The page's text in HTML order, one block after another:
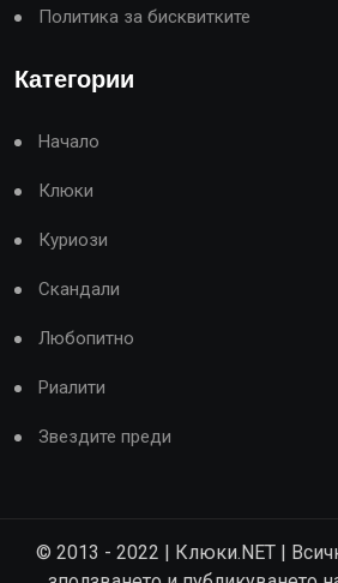
Политика за бисквитките
Категории
Начало
Клюки
Куриози
Скандали
Любопитно
Риалити
Звездите преди
© 2013 - 2022 | Клюки.NET |